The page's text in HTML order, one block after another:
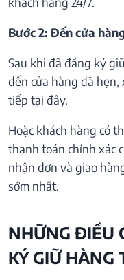
Bước 2: Đến cửa
Sau khi đã đăng ký
đến cửa hàng đã
tiếp tại đây.
Hoặc khách hàng có
thanh toán chính xác
nhận đơn và giao
sớm nhất.
NHỮNG ĐIỀU
KÝ GIỮ HÀNG